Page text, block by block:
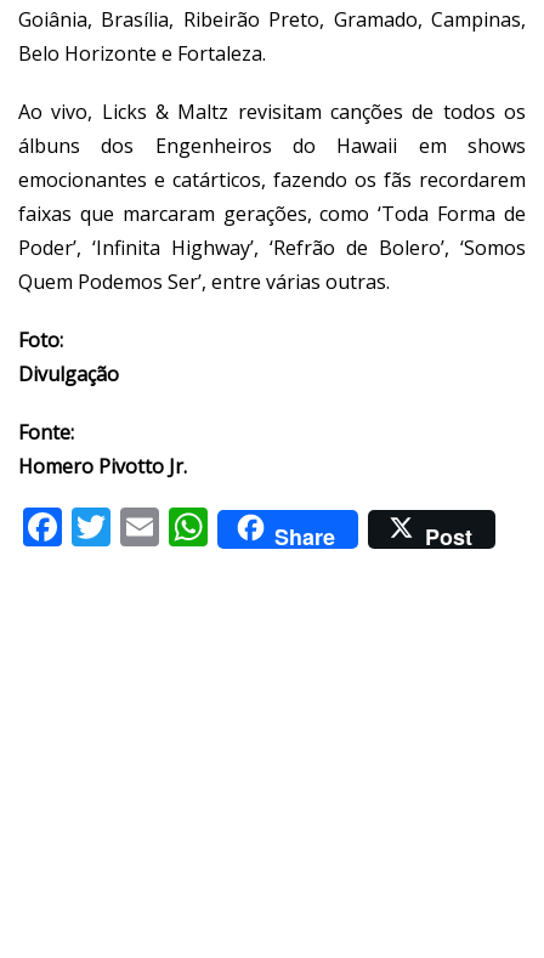
Goiânia, Brasília, Ribeirão Preto, Gramado, Campinas,
Belo Horizonte e Fortaleza.
Ao vivo, Licks & Maltz revisitam canções de todos os
álbuns dos Engenheiros do Hawaii em shows
emocionantes e catárticos, fazendo os fãs recordarem
faixas que marcaram gerações, como ‘Toda Forma de
Poder’, ‘Infinita Highway’, ‘Refrão de Bolero’, ‘Somos
Quem Podemos Ser’, entre várias outras.
Foto:
Divulgação
Fonte:
Homero Pivotto Jr.
Facebook
Twitter
EmailWhatsApp
Share Post